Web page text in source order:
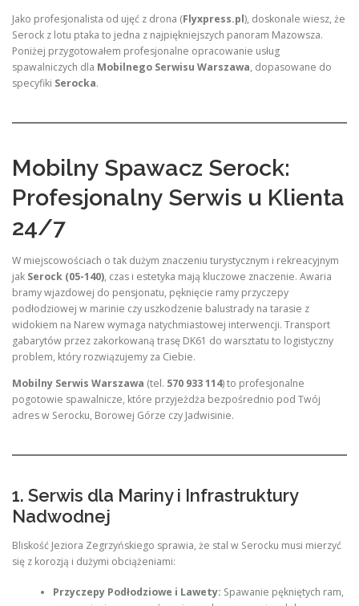
Jako profesjonalista od ujęć z drona (Flyxpress.pl), doskonale wiesz, że
Serock z lotu ptaka to jedna z najpiękniejszych panoram Mazowsza.
Poniżej przygotowałem profesjonalne opracowanie usług
spawalniczych dla Mobilnego Serwisu Warszawa, dopasowane do
specyfiki Serocka.
Mobilny Spawacz Serock:
Profesjonalny Serwis u Klienta
24/7
W miejscowościach o tak dużym znaczeniu turystycznym i rekreacyjnym
jak Serock (05-140), czas i estetyka mają kluczowe znaczenie. Awaria
bramy wjazdowej do pensjonatu, pęknięcie ramy przyczepy
podłodziowej w marinie czy uszkodzenie balustrady na tarasie z
widokiem na Narew wymaga natychmiastowej interwencji. Transport
gabarytów przez zakorkowaną trasę DK61 do warsztatu to logistyczny
problem, który rozwiązujemy za Ciebie.
Mobilny Serwis Warszawa (tel. 570 933 114) to profesjonalne
pogotowie spawalnicze, które przyjeżdża bezpośrednio pod Twój
adres w Serocku, Borowej Górze czy Jadwisinie.
1. Serwis dla Mariny i Infrastruktury
Nadwodnej
Bliskość Jeziora Zegrzyńskiego sprawia, że stal w Serocku musi mierzyć
się z korozją i dużymi obciążeniami:
Przyczepy Podłodziowe i Lawety: Spawanie pękniętych ram,